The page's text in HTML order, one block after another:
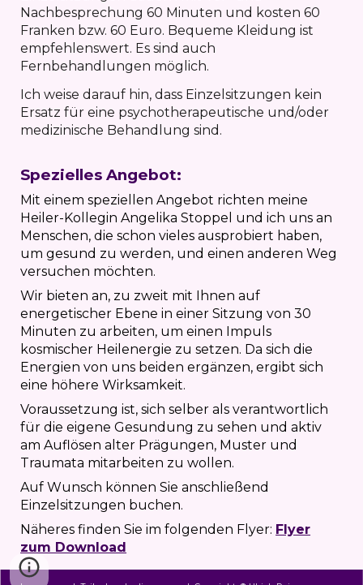
Nachbesprechung 60 Minuten und kosten 60
Franken bzw. 60 Euro. Bequeme Kleidung ist
empfehlenswert. Es sind auch
Fernbehandlungen möglich.
Ich weise darauf hin, dass Einzelsitzungen kein
Ersatz für eine psychotherapeutische und/oder
medizinische Behandlung sind.
Spezielles Angebot:
Mit einem speziellen Angebot richten meine
Heiler-Kollegin Angelika Stoppel und ich uns an
Menschen, die schon vieles ausprobiert haben,
um gesund zu werden, und einen anderen Weg
versuchen möchten.
Wir bieten an, zu zweit mit Ihnen auf
energetischer Ebene in einer Sitzung von 30
Minuten zu arbeiten, um einen Impuls
kosmischer Heilenergie zu setzen. Da sich die
Energien von uns beiden ergänzen, ergibt sich
eine höhere Wirksamkeit.
Voraussetzung ist, sich selber als verantwortlich
für die eigene Gesundung zu sehen und aktiv
am Auflösen alter Prägungen, Muster und
Traumata mitarbeiten zu wollen.
Auf Wunsch können Sie anschließend
Einzelsitzungen buchen.
Näheres finden Sie im folgenden Flyer: Flyer
zum Download